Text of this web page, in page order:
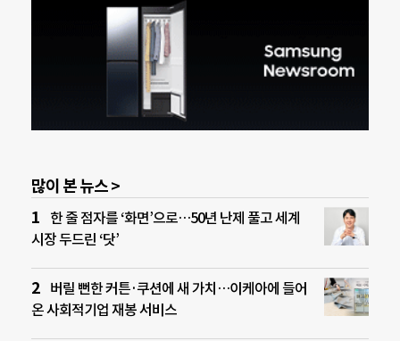
많이 본 뉴스 >
한 줄 점자를 ‘화면’으로…50년 난제 풀고 세계
시장 두드린 ‘닷’
버릴 뻔한 커튼·쿠션에 새 가치…이케아에 들어
온 사회적기업 재봉 서비스